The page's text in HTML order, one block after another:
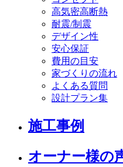
高気密高断熱
耐震/制震
デザイン性
安心保証
費用の目安
家づくりの流れ
よくある質問
設計プラン集
施工事例
オーナー様の